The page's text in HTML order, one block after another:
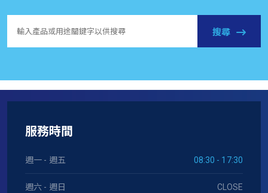
搜尋
服務時間
週一 - 週五 08:30 - 17:30
週六 - 週日 CLOSE